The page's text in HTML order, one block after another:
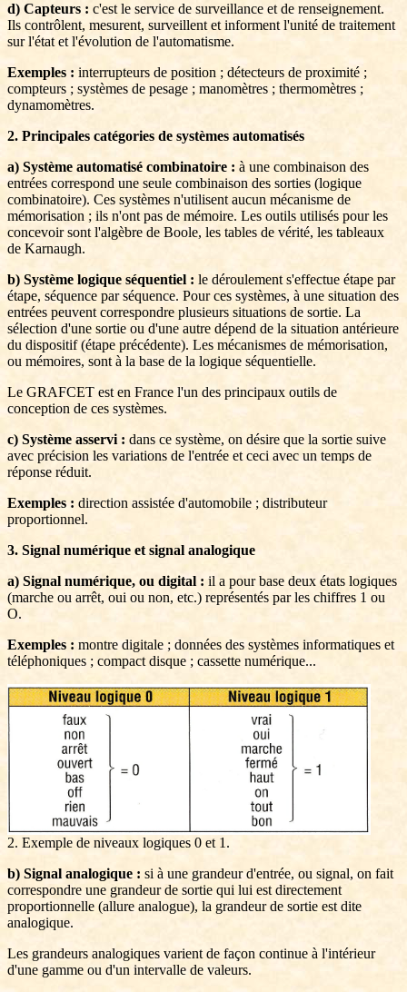
d) Capteurs : c'est le service de surveillance et de renseignement.
Ils contrôlent, mesurent, surveillent et informent l'unité de traitement
sur l'état et l'évolution de l'automatisme.
Exemples : interrupteurs de position ; détecteurs de proximité ;
compteurs ; systèmes de pesage ; manomètres ; thermomètres ;
dynamomètres.
2. Principales catégories de systèmes automatisés
a) Système automatisé combinatoire : à une combinaison des
entrées correspond une seule combinaison des sorties (logique
combinatoire). Ces systèmes n'utilisent aucun mécanisme de
mémorisation ; ils n'ont pas de mémoire. Les outils utilisés pour les
concevoir sont l'algèbre de Boole, les tables de vérité, les tableaux
de Karnaugh.
b) Système logique séquentiel : le déroulement s'effectue étape par
étape, séquence par séquence. Pour ces systèmes, à une situation des
entrées peuvent correspondre plusieurs situations de sortie. La
sélection d'une sortie ou d'une autre dépend de la situation antérieure
du dispositif (étape précédente). Les mécanismes de mémorisation,
ou mémoires, sont à la base de la logique séquentielle.
Le GRAFCET est en France l'un des principaux outils de
conception de ces systèmes.
c) Système asservi : dans ce système, on désire que la sortie suive
avec précision les variations de l'entrée et ceci avec un temps de
réponse réduit.
Exemples : direction assistée d'automobile ; distributeur
proportionnel.
3. Signal numérique et signal analogique
a) Signal numérique, ou digital : il a pour base deux états logiques
(marche ou arrêt, oui ou non, etc.) représentés par les chiffres 1 ou
O.
Exemples : montre digitale ; données des systèmes informatiques et
téléphoniques ; compact disque ; cassette numérique...
2. Exemple de niveaux logiques 0 et 1.
b) Signal analogique : si à une grandeur d'entrée, ou signal, on fait
correspondre une grandeur de sortie qui lui est directement
proportionnelle (allure analogue), la grandeur de sortie est dite
analogique.
Les grandeurs analogiques varient de façon continue à l'intérieur
d'une gamme ou d'un intervalle de valeurs.